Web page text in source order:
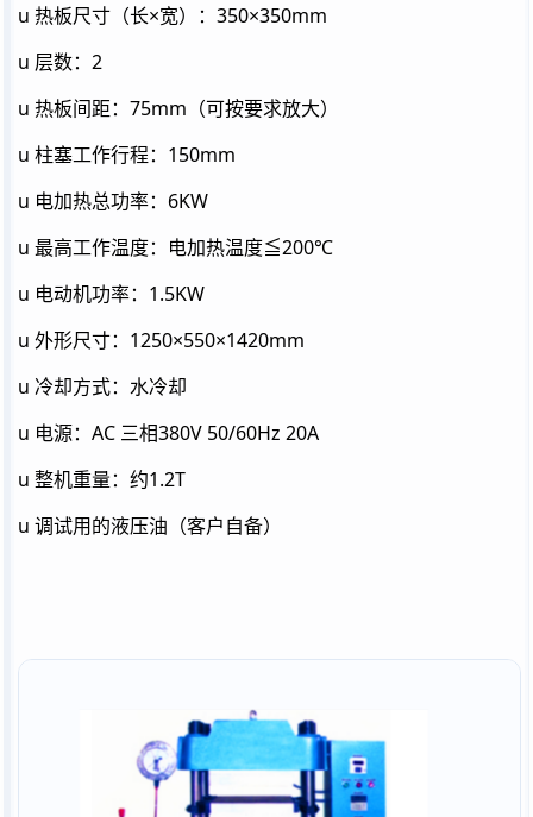
u 热板尺寸（长×宽）：350×350mm
u 层数：2
u 热板间距：75mm（可按要求放大）
u 柱塞工作行程：150mm
u 电加热总功率：6KW
u 最高工作温度：电加热温度≦200℃
u 电动机功率：1.5KW
u 外形尺寸：1250×550×1420mm
u 冷却方式：水冷却
u 电源：AC 三相380V 50/60Hz 20A
u 整机重量：约1.2T
u 调试用的液压油（客户自备）